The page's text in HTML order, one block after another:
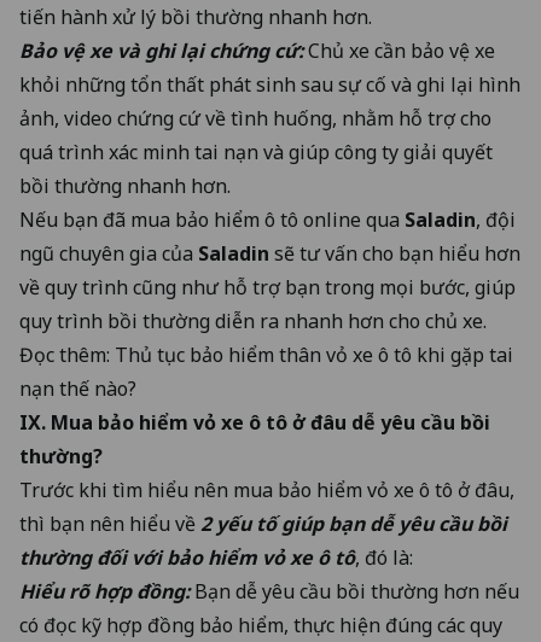
tiến hành xử lý bồi thường nhanh hơn.
Bảo vệ xe và ghi lại chứng cứ:Chủ xe cần bảo vệ xe
khỏi những tổn thất phát sinh sau sự cố và ghi lại hình
ảnh, video chứng cứ về tình huống, nhằm hỗ trợ cho
quá trình xác minh tai nạn và giúp công ty giải quyết
bồi thường nhanh hơn.
Nếu bạn đã mua bảo hiểm ô tô online qua Saladin, đội
ngũ chuyên gia của Saladin sẽ tư vấn cho bạn hiểu hơn
về quy trình cũng như hỗ trợ bạn trong mọi bước, giúp
quy trình bồi thường diễn ra nhanh hơn cho chủ xe.
Đọc thêm: Thủ tục bảo hiểm thân vỏ xe ô tô khi gặp tai
nạn thế nào?
IX. Mua bảo hiểm vỏ xe ô tô ở đâu dễ yêu cầu bồi
thường?
Trước khi tìm hiểu nên mua bảo hiểm vỏ xe ô tô ở đâu,
thì bạn nên hiểu về2 yếu tố giúp bạn dễ yêu cầu bồi
thường đối với bảo hiểm vỏ xe ô tô, đó là:
Hiểu rõ hợp đồng:Bạn dễ yêu cầu bồi thường hơn nếu
có đọc kỹ hợp đồng bảo hiểm, thực hiện đúng các quy